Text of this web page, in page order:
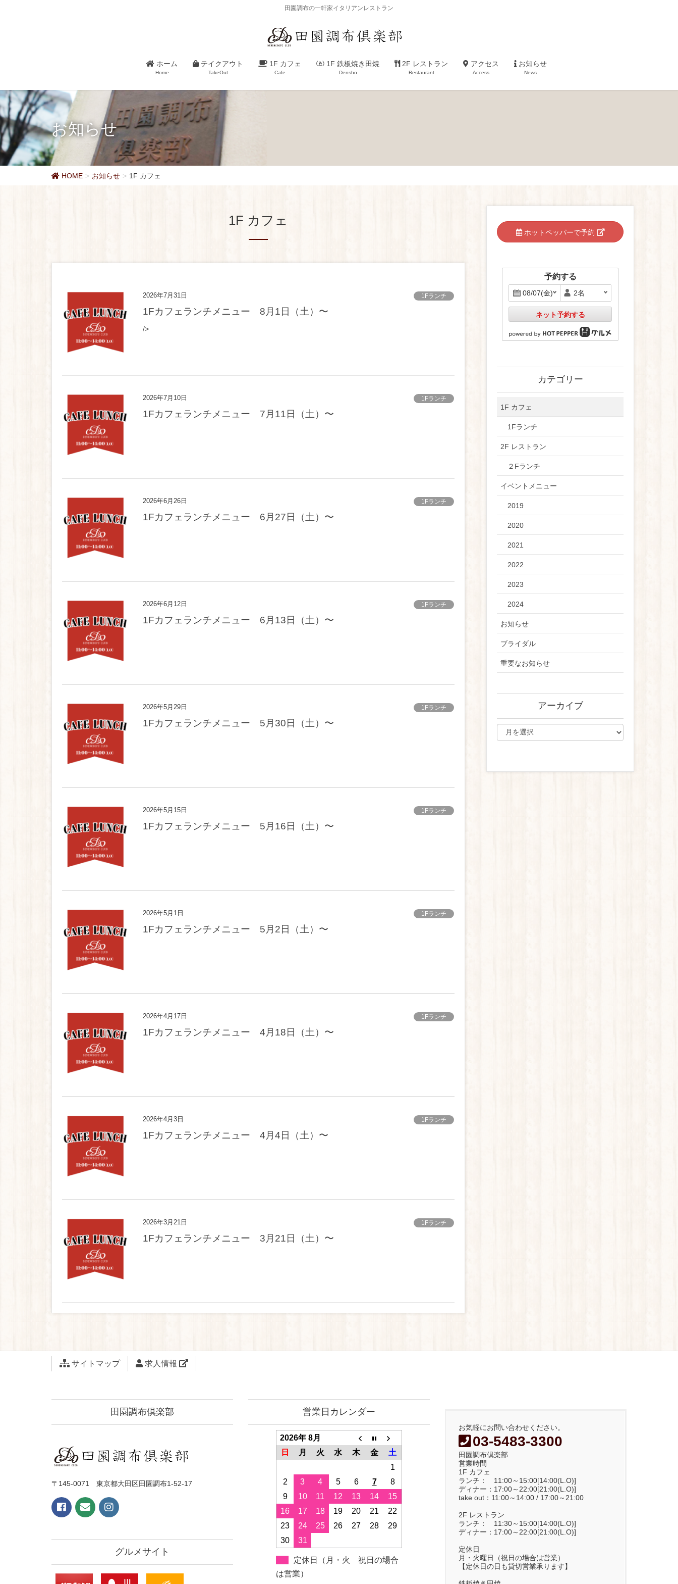
田園調布の一軒家イタリアンレストラン
ホーム
Home
テイクアウト
TakeOut
1F カフェ
Cafe
1F 鉄板焼き田焼
Densho
2F レストラン
Restaurant
アクセス
Access
お知らせ
News
お知らせ
HOME お知らせ 1F カフェ
1F カフェ
2026年7月31日 1Fランチ
1Fカフェランチメニュー 8月1日（土）〜
/>
2026年7月10日 1Fランチ
1Fカフェランチメニュー 7月11日（土）〜
2026年6月26日 1Fランチ
1Fカフェランチメニュー 6月27日（土）〜
2026年6月12日 1Fランチ
1Fカフェランチメニュー 6月13日（土）〜
2026年5月29日 1Fランチ
1Fカフェランチメニュー 5月30日（土）〜
2026年5月15日 1Fランチ
1Fカフェランチメニュー 5月16日（土）〜
2026年5月1日 1Fランチ
1Fカフェランチメニュー 5月2日（土）〜
2026年4月17日 1Fランチ
1Fカフェランチメニュー 4月18日（土）〜
2026年4月3日 1Fランチ
1Fカフェランチメニュー 4月4日（土）〜
2026年3月21日 1Fランチ
1Fカフェランチメニュー 3月21日（土）〜
ホットペッパーで予約
予約する
ネット予約する
カテゴリー
1F カフェ
1Fランチ
2F レストラン
２Fランチ
イベントメニュー
2019
2020
2021
2022
2023
2024
お知らせ
ブライダル
重要なお知らせ
アーカイブ
サイトマップ 求人情報
田園調布倶楽部
〒145-0071 東京都大田区田園調布1-52-17
グルメサイト
営業日カレンダー
2026年 8月
日
月 火 水 木 金
土
1
2
3 4 5 6 7
8
9
10 11 12 13 14
15
16
17 18 19 20 21
22
23
24 25 26 27 28
29
30
31
定休日（月・火 祝日の場合
は営業）
お気軽にお問い合わせください。
03-5483-3300
田園調布倶楽部
営業時間
1F カフェ
ランチ： 11:00～15:00[14:00(L.O)]
ディナー：17:00～22:00[21:00(L.O)]
take out：11:00～14:00 / 17:00～21:00
2F レストラン
ランチ： 11:30～15:00[14:00(L.O)]
ディナー：17:00～22:00[21:00(L.O)]
定休日
月・火曜日（祝日の場合は営業）
【定休日の日も貸切営業承ります】